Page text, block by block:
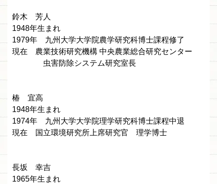
鈴木 芳人
1948年生まれ
1979年 九州大学大学院農学研究科博士課程修了
現在 農業技術研究機構 中央農業総合研究センター
虫害防除システム研究室長
椿 宜高
1948年生まれ
1974年 九州大学大学院理学研究科博士課程中退
現在 国立環境研究所上席研究官 理学博士
長坂 幸吉
1965年生まれ